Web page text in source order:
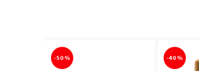
-50% -40%